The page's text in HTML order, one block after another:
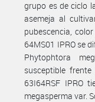
grupo es de ciclo
asemeja al
pubescencia,
64MS01 IPRO se
Phytophtora
susceptible
63I64RSF IPRO
megasperma var.